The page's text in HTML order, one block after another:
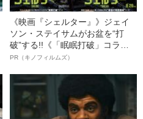
《映画『シェルター』》ジェイ
ソン・ステイサムがお盆を“打
破”する!!《「眠眠打破」コラ
ボ》
PR（キノフィルムズ）